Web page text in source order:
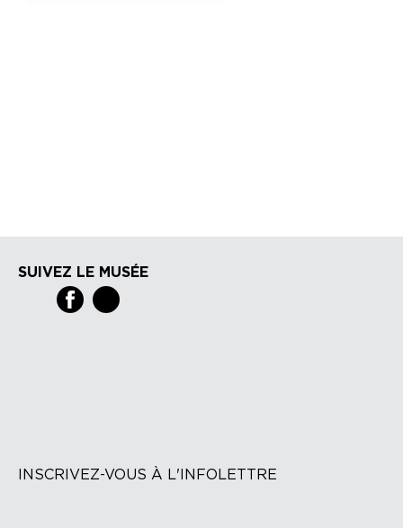
SUIVEZ LE MUSÉE
INSCRIVEZ-VOUS À L'INFOLETTRE